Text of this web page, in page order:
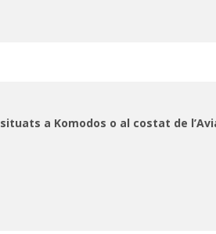
situats a Komodos o al costat de